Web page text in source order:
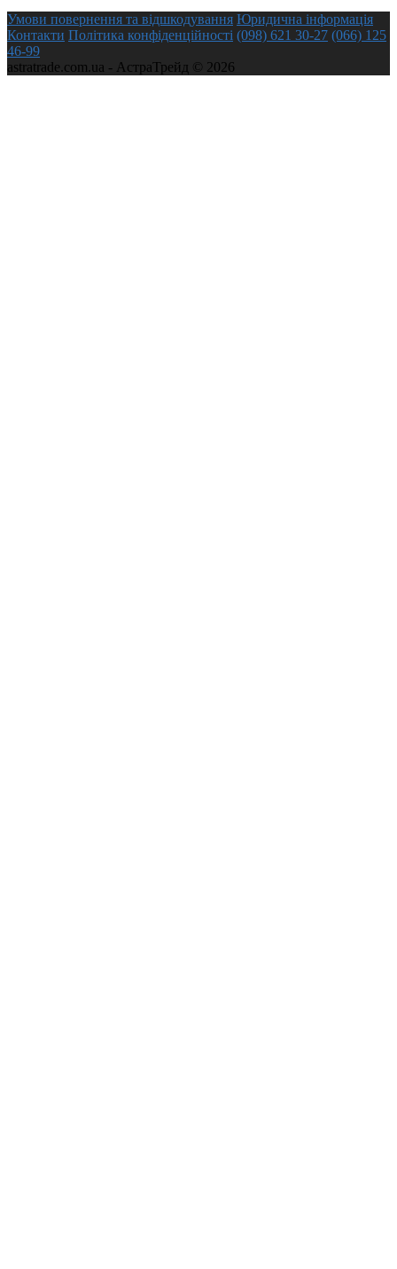
Умови повернення та відшкодування Юридична інформація
Контакти Політика конфіденційності (098) 621 30-27 (066) 125
46-99
astratrade.com.ua - АстраТрейд © 2026